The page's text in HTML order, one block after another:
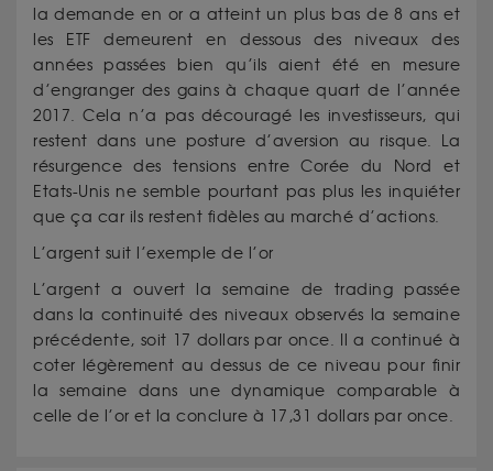
la demande en or a atteint un plus bas de 8 ans et
les ETF demeurent en dessous des niveaux des
années passées bien qu’ils aient été en mesure
d’engranger des gains à chaque quart de l’année
2017. Cela n’a pas découragé les investisseurs, qui
restent dans une posture d’aversion au risque. La
résurgence des tensions entre Corée du Nord et
Etats-Unis ne semble pourtant pas plus les inquiéter
que ça car ils restent fidèles au marché d’actions.
L’argent suit l’exemple de l’or
L’argent a ouvert la semaine de trading passée
dans la continuité des niveaux observés la semaine
précédente, soit 17 dollars par once. Il a continué à
coter légèrement au dessus de ce niveau pour finir
la semaine dans une dynamique comparable à
celle de l’or et la conclure à 17,31 dollars par once.